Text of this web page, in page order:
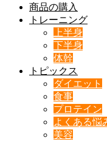
商品の購入
トレーニング
上半身
下半身
体幹
トピックス
ダイエット
食事
プロテイン
よくある悩
美容